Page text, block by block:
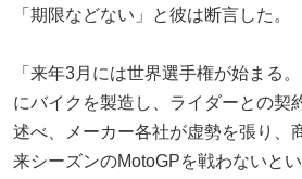
「期限などない」と彼は断言した。
「来年3月には世界選手権が始まる
にバイクを製造し、ライダーとの契
述べ、メーカー各社が虚勢を張り、
来シーズンのMotoGPを戦わないと